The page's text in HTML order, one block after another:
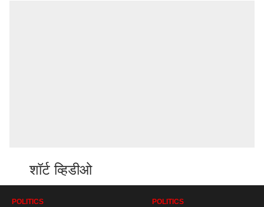
शॉर्ट व्हिडीओ
POLITICS POLITICS